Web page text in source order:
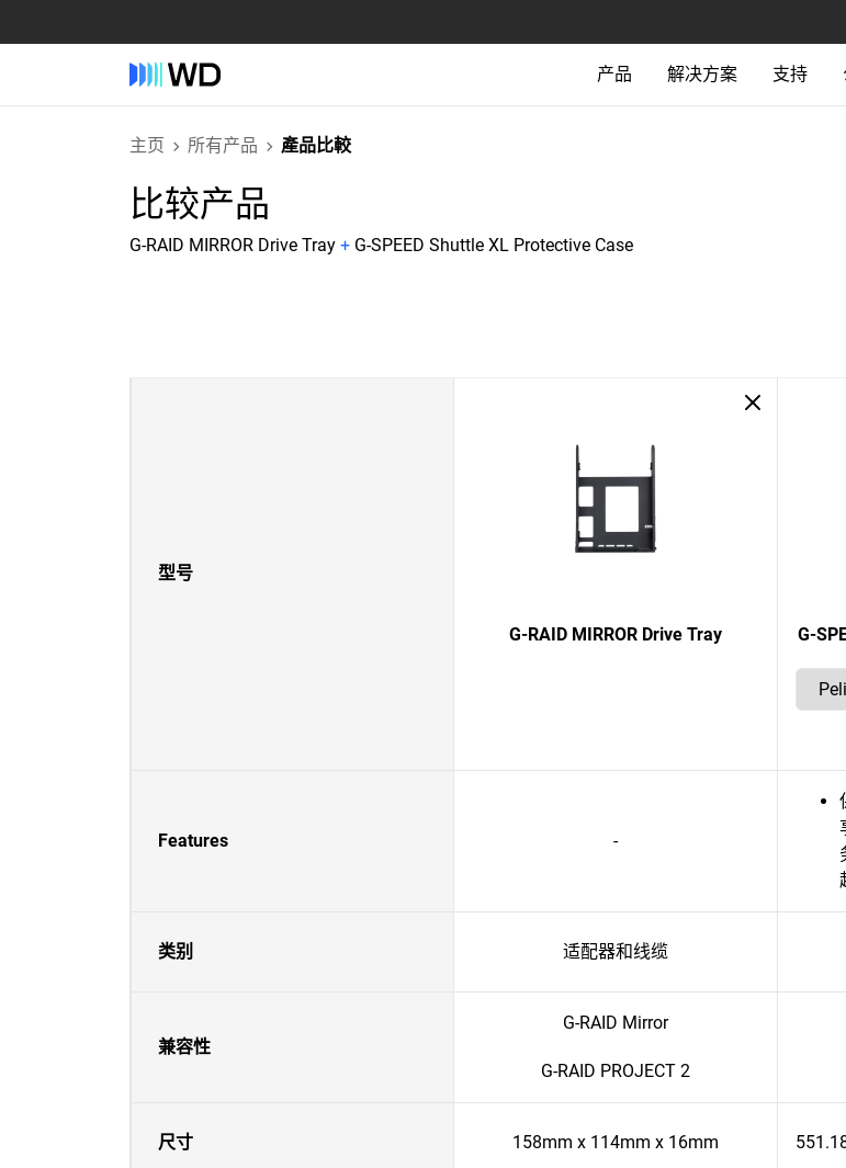
产品 解决方案 支持
主页 所有产品 產品比較
比较产品
G-RAID MIRROR Drive Tray + G-SPEED Shuttle XL Protective Case
型号
G-RAID MIRROR Drive Tray G-
Features -
类别 适配器和线缆
兼容性
G-RAID Mirror
G-RAID PROJECT 2
尺寸 158mm x 114mm x 16mm